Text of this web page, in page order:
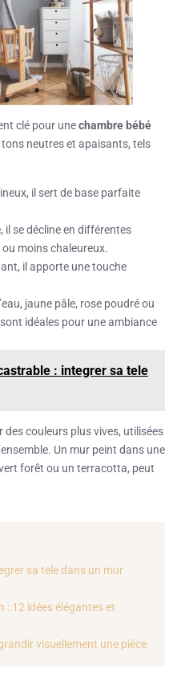
clé pour unechambre bébé
tons neutres et apaisants, tels
il sert de base parfaite
il se décline en différentes
moins chaleureux.
il apporte une touche
jaune pâle, rose poudré ou
idéales pour une ambiance
: integrer sa tele
couleurs plus vives, utilisées
Un mur peint dans une
forêt ou un terracotta, peut
sa tele dans un mur
: 12 idées élégantes et
visuellement une pièce